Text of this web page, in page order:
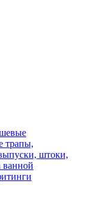
трапы,
штоки,
ванной